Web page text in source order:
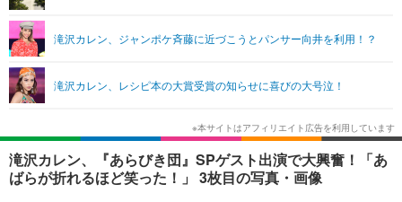
ショッピング その他
SPEED TEST
エンタメ
エンタメTOP 映画・ドラマ
韓国・芸能
音楽 スポーツ
ライフ
ライフTOP グルメ
ペット ショッピング
リリース一覧
プッシュ通知の停止方法
滝沢カレン、ジャンポケ斉藤に近づこうとパンサー向井を利用！？
滝沢カレン、レシピ本の大賞受賞の知らせに喜びの大号泣！
滝沢カレン、『あらびき団』SPゲスト出演で大興奮！「あ
ばらが折れるほど笑った！」 3枚目の写真・画像